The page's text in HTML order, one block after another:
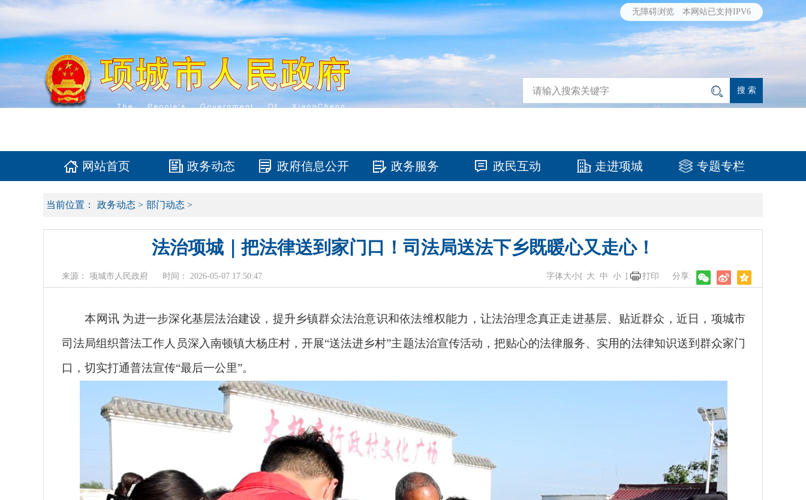
无障碍浏览 本网站已支持IPV6
网站首页 政务动态 政府信息公开 政务服务 政民互动 走进项城 专题专栏
当前位置： 政务动态 > 部门动态 >
法治项城｜把法律送到家门口！司法局送法下乡既暖心又走心！
来源： 项城市人民政府 时间： 2026-05-07 17:50:47 字体大小[ 大 中 小 ] 打印
本网讯 为进一步深化基层法治建设，提升乡镇群众法治意识和依法维权能力，让法治理念真正走进基层、贴近群众，近日，项城市
司法局组织普法工作人员深入南顿镇大杨庄村，开展“送法进乡村”主题法治宣传活动，把贴心的法律服务、实用的法律知识送到群众家门
口，切实打通普法宣传“最后一公里”。